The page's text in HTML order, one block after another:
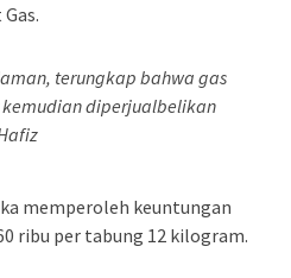
terungkap bahwa gas
diperjualbelikan
memperoleh keuntungan
ribu per tabung 12 kilogram.